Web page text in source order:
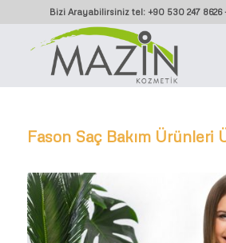
Bizi Arayabilirsiniz tel: +90 530 247 8626
Fason Saç Bakım Ürünleri